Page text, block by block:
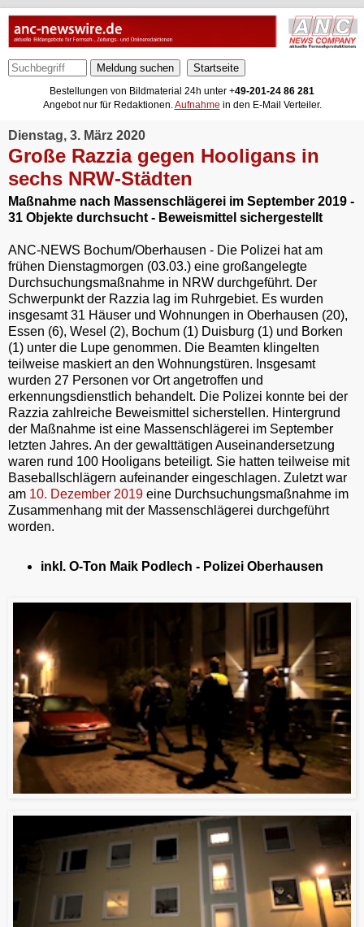
Meldung suchen
Bestellungen von Bildmaterial 24h unter +49-201-24 86 281
Angebot nur für Redaktionen.Aufnahme in den E-Mail Verteiler.
Dienstag, 3. März 2020
Große Razzia gegen Hooligans in
sechs NRW-Städten
Maßnahme nach Massenschlägerei im September 2019 -
31 Objekte durchsucht - Beweismittel sichergestellt
ANC-NEWS Bochum/Oberhausen - Die Polizei hat am
frühen Dienstagmorgen (03.03.) eine großangelegte
Durchsuchungsmaßnahme in NRW durchgeführt. Der
Schwerpunkt der Razzia lag im Ruhrgebiet. Es wurden
insgesamt 31 Häuser und Wohnungen in Oberhausen (20),
Essen (6), Wesel (2), Bochum (1) Duisburg (1) und Borken
(1) unter die Lupe genommen. Die Beamten klingelten
teilweise maskiert an den Wohnungstüren. Insgesamt
wurden 27 Personen vor Ort angetroffen und
erkennungsdienstlich behandelt. Die Polizei konnte bei der
Razzia zahlreiche Beweismittel sicherstellen. Hintergrund
der Maßnahme ist eine Massenschlägerei im September
letzten Jahres. An der gewalttätigen Auseinandersetzung
waren rund 100 Hooligans beteiligt. Sie hatten teilweise mit
Baseballschlägern aufeinander eingeschlagen. Zuletzt war
am 10. Dezember 2019 eine Durchsuchungsmaßnahme im
Zusammenhang mit der Massenschlägerei durchgeführt
worden.
inkl. O-Ton Maik Podlech - Polizei Oberhausen